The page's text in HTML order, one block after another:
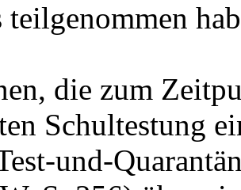
teilgenommen
die zum
Schultestung
und-